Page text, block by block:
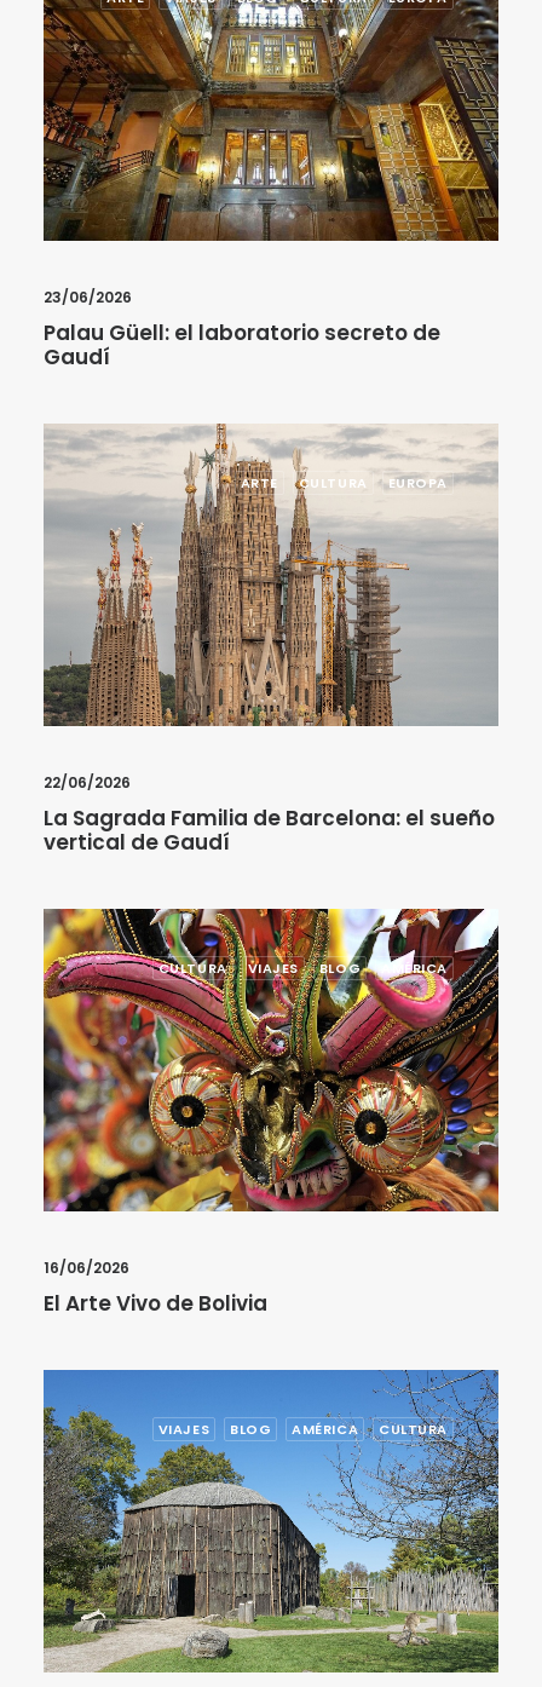
23/06/2026
Palau Güell: el laboratorio secreto de
Gaudí
ARTE CULTURA EUROPA
22/06/2026
La Sagrada Familia de Barcelona: el sueño
vertical de Gaudí
CULTURA VIAJES BLOG AMÉRICA
16/06/2026
El Arte Vivo de Bolivia
VIAJES BLOG AMÉRICA CULTURA